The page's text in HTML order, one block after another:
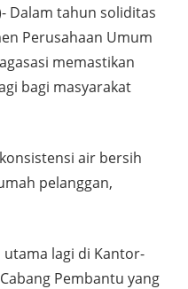
Dalam tahun soliditas
Perusahaan Umum
memastikan
bagi masyarakat
air bersih
pelanggan,
lagi di Kantor-
Pembantu yang